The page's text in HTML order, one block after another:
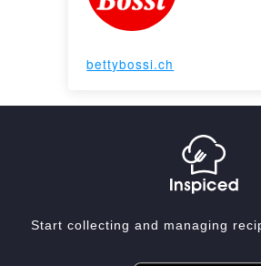
bettybossi.ch
Start collecting and managing